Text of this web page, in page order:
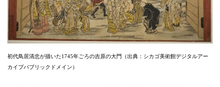
初代鳥居清忠が描いた1745年ごろの吉原の大門（出典：シカゴ美術館デジタルアー
カイブパブリックドメイン）